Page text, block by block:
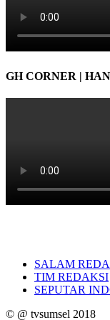
GH CORNER |
SALAM
TIM REDAKSI
SEPUTAR
© @ tvsumsel 2018